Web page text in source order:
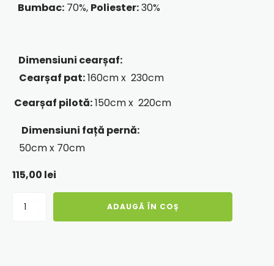
Bumbac: 70%, Poliester:30%
Dimensiuni cearșaf:
Cearșaf pat:160cm x 230cm
Cearșaf pilotă:150cm x 220cm
Dimensiuni față pernă:
50cm x 70cm
115,00 lei
Cantitate
ADAUGĂ ÎN COȘ